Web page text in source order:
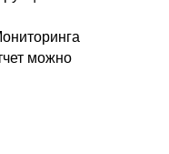
можно